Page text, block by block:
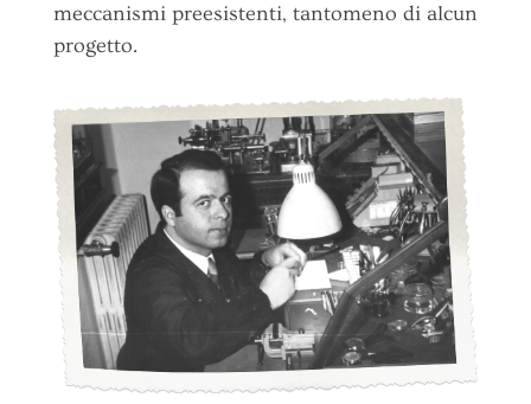
meccanismi preesistenti, tantomeno di alcun
progetto.